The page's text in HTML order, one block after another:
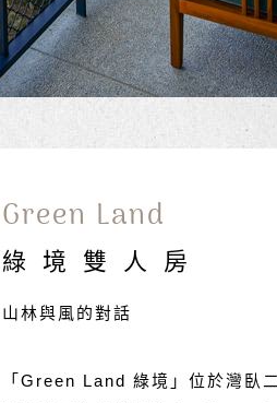
Green Land
綠境雙人房
山林與風的對話
「Green Land 綠境」位於灣臥